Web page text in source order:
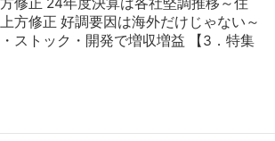
修正 24年度決算は各社堅調推移～住
方修正 好調要因は海外だけじゃない～
ストック・開発で増収増益 【3．特集